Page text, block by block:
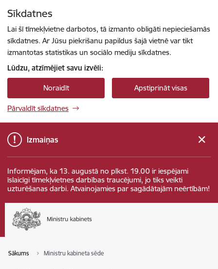
Sīkdatnes
Lai šī tīmekļvietne darbotos, tā izmanto obligāti nepieciešamās
sīkdatnes. Ar Jūsu piekrišanu papildus šajā vietnē var tikt
izmantotas statistikas un sociālo mediju sīkdatnes.
Lūdzu, atzīmējiet savu izvēli:
Noraidīt Apstiprināt visas
Pārvaldīt sīkdatnes
Izmaiņas
Informējam, ka 13. augustā no plkst. 19.00 ir iespējami
īslaicīgi tīmekļvietnes darbības traucējumi, jo tiks veikti
uzturēšanas darbi. Atvainojamies par sagādātajām neērtībām!
Sākums Ministru kabineta sēde